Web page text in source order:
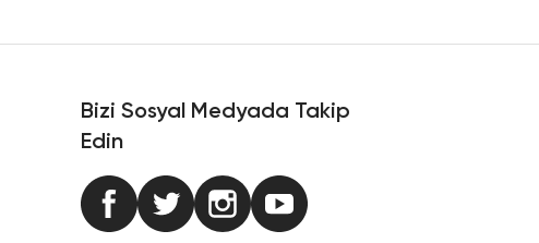
Bizi Sosyal Medyada Takip
Edin